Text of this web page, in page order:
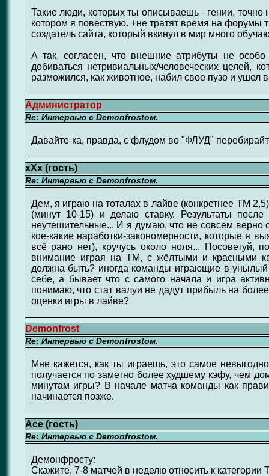
Такие люди, которых ты описываешь - гении, точно
котором я повествую. +не тратят время на форумы
создатель сайта, который вкинул в мир много
А так, согласен, что внешние атрибуты не
добиваться нетривиальных/человеческих целей,
разможился, как животное, набил свое пузо и ушел
Администратор
Re: Интервью с Demonfrostом.
Давайте-ка, правда, с флудом во "ФЛУД"
хХх (гость)
Re: Интервью с Demonfrostом.
Дем, я играю на тоталах в лайве (конкретнее ТМ
(минут 10-15) и делаю ставку. Результаты после
неутешительные... И я думаю, что не совсем верно
кое-какие наработки-закономерности, которые я
всё рано нет), кручусь около ноля... Посоветуй,
внимание играя на ТМ, с жёлтыми и красными
должна быть? иногда команды играющие в
себе, а бывает что с самого начала и игра
понимаю, что стат валуи не дадут прибыль на
оценки игры в лайве?
Demonfrost
Re: Интервью с Demonfrostом.
Мне кажется, как ты играешь, это самое
получается по заметно более худшему кэфу, чем
минутам игры? В начале матча команды как
начинается позже.
Ace (гость)
Re: Интервью с Demonfrostом.
Демонфросту:
Скажите, 7-8 матчей в неделю относить к категории